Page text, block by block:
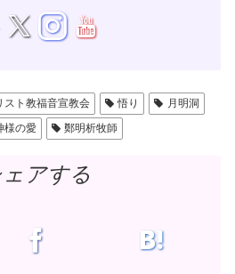
スト教福音宣教会 悟り
月明洞
様の愛 鄭明析牧師
ェアする